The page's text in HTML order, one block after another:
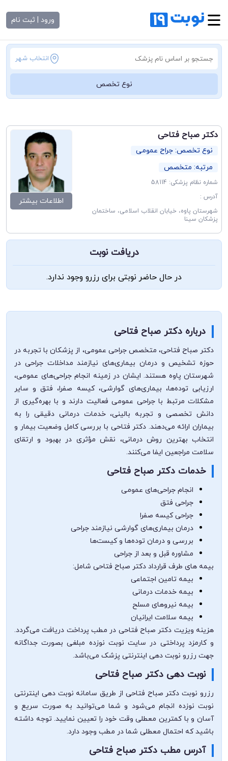
ورود | ثبت نام
انتخاب شهر
نوع تخصص
دکتر صباح فتاحی
نوع تخصص: جراح عمومی
مرتبه: متخصص
شماره نظام پزشکی: 58114
آدرس :
شهرستان پاوه، خیابان انقلاب اسلامی، ساختمان
پزشکان سینا
اطلاعات بیشتر
دریافت نوبت
در حال حاضر نوبتی برای رزرو وجود ندارد.
درباره دکتر صباح فتاحی
دکتر صباح فتاحی، متخصص جراحی عمومی، از پزشکان با تجربه در
حوزه تشخیص و درمان بیماری‌های نیازمند مداخلات جراحی در
شهرستان پاوه هستند. ایشان در زمینه انجام جراحی‌های عمومی،
ارزیابی توده‌ها، بیماری‌های گوارشی، کیسه صفرا، فتق و سایر
مشکلات مرتبط با جراحی عمومی فعالیت دارند و با بهره‌گیری از
دانش تخصصی و تجربه بالینی، خدمات درمانی دقیقی را به
بیماران ارائه می‌دهند. دکتر فتاحی با بررسی کامل وضعیت بیمار و
انتخاب بهترین روش درمانی، نقش مؤثری در بهبود و ارتقای
سلامت مراجعین ایفا می‌کنند.
خدمات دکتر صباح فتاحی
انجام جراحی‌های عمومی
جراحی فتق
جراحی کیسه صفرا
درمان بیماری‌های گوارشی نیازمند جراحی
بررسی و درمان توده‌ها و کیست‌ها
مشاوره قبل و بعد از جراحی
بیمه های طرف قرارداد دکتر صباح فتاحی شامل:
بیمه تامین اجتماعی
بیمه خدمات درمانی
بیمه نیروهای مسلح
بیمه سلامت ایرانیان
هزینه ویزیت دکتر صباح فتاحی در مطب پرداخت دریافت می‌گردد.
و کارمزد پرداختی در سایت نوبت نوزده مبلغی بصورت جداگانه
جهت رزرو نوبت دهی اینترنتی پزشک می‌باشد.
نوبت دهی دکتر صباح فتاحی
رزرو نوبت دکتر صباح فتاحی از طریق سامانه نوبت دهی اینترنتی
نوبت نوزده انجام می‌شود و شما می‌توانید به صورت سریع و
آسان و با کمترین معطلی وقت خود را تعیین نمایید. توجه داشته
باشید که احتمال معطلی شما در مطب وجود دارد.
آدرس مطب دکتر صباح فتاحی